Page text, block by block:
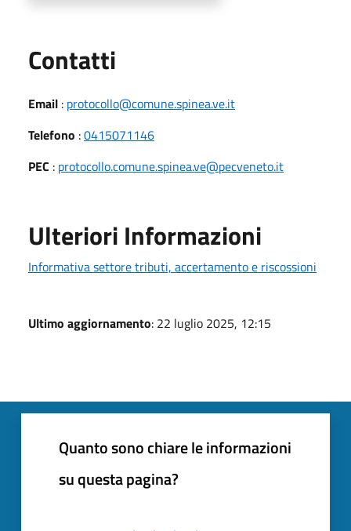
Contatti
Email : protocollo@comune.spinea.ve.it
Telefono :0415071146
PEC : protocollo.comune.spinea.ve@pecveneto.it
Ulteriori Informazioni
Informativa settore tributi, accertamento e riscossioni
Ultimo aggiornamento: 22 luglio 2025, 12:15
Quanto sono chiare le informazioni
su questa pagina?